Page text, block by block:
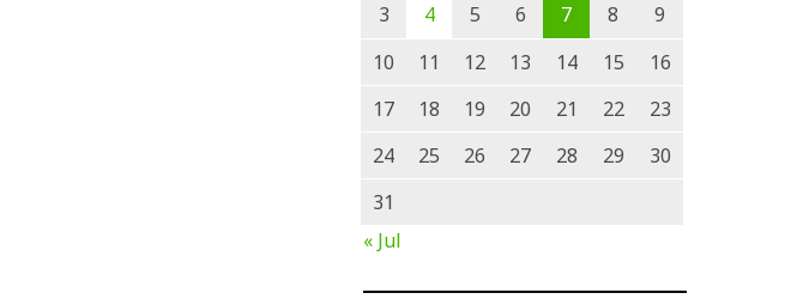
3
4 5 6 7 8
9
10
11 12 13 14 15
16
17
18 19 20 21 22
23
24
25 26 27 28 29
30
31
« Jul